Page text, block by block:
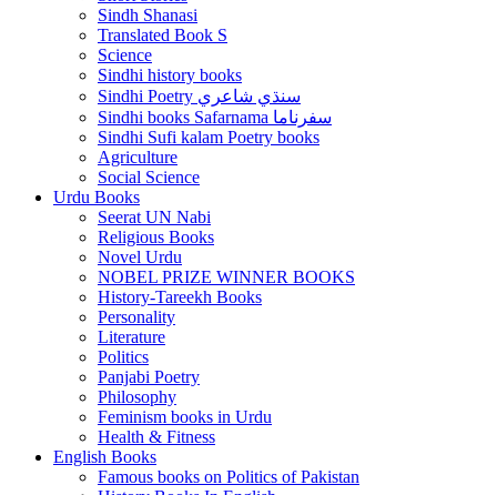
Sindh Shanasi
Translated Book S
Science
Sindhi history books
Sindhi Poetry سنڌي شاعري
Sindhi books Safarnama سفرناما
Sindhi Sufi kalam Poetry books
Agriculture
Social Science
Urdu Books
Seerat UN Nabi
Religious Books
Novel Urdu
NOBEL PRIZE WINNER BOOKS
History-Tareekh Books
Personality
Literature
Politics
Panjabi Poetry
Philosophy
Feminism books in Urdu
Health & Fitness
English Books
Famous books on Politics of Pakistan